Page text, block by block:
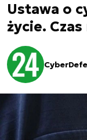
Ustawa o
życie.